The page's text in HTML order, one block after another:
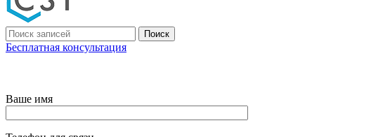
Поиск
Бесплатная консультация
Ваше имя